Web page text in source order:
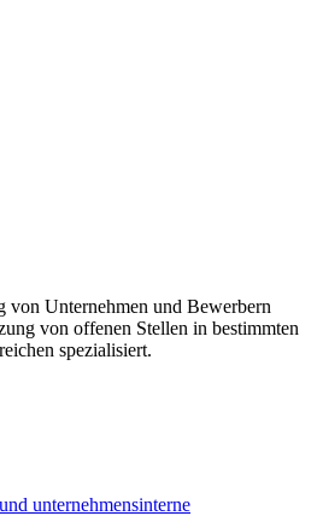
von Unternehmen und Bewerbern
von offenen Stellen in bestimmten
spezialisiert.
unternehmensinterne